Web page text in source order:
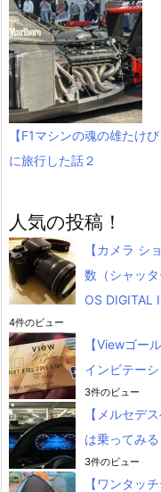
【F1マシンの魂の雄たけ
に旅行した話２
人気の投稿！
【カメラ シ
数（シャッ
OS DIGITAL
4件のビュー
【Viewゴー
インビテー
3件のビュー
【メルセデ
は乗ってみ
3件のビュー
【ワンタッ